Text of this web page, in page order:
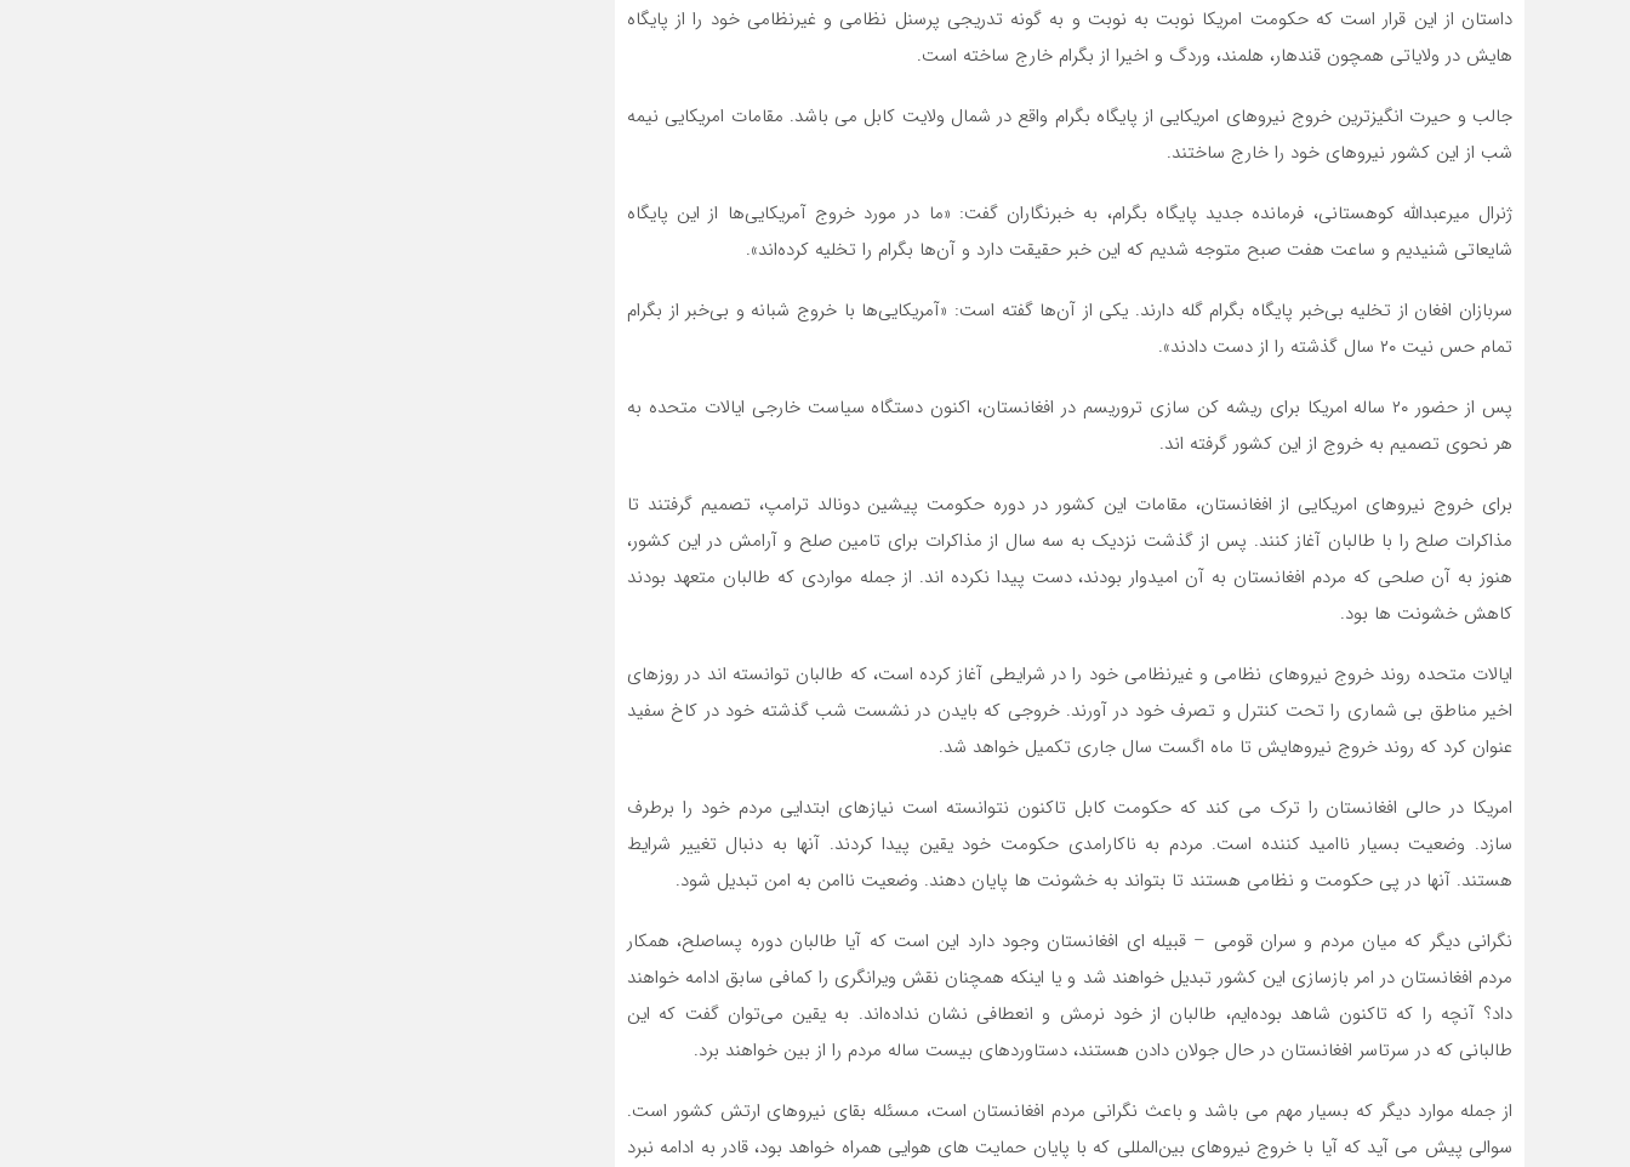
داستان از این قرار است که حکومت امریکا نوبت به نوبت و به گونه تدریجی پرسنل نظامی و غیرنظامی خود را از پایگاه
هایش در ولایاتی همچون قندهار، هلمند، وردگ و اخیرا از بگرام خارج ساخته است.
جالب و حیرت انگیزترین خروج نیروهای امریکایی از پایگاه بگرام واقع در شمال ولایت کابل می باشد. مقامات امریکایی نیمه
شب از این کشور نیروهای خود را خارج ساختند.
ژنرال میرعبدالله کوهستانی، فرمانده جدید پایگاه بگرام، به خبرنگاران گفت: «ما در مورد خروج آمریکایی‌ها از این پایگاه
شایعاتی شنیدیم و ساعت هفت صبح متوجه شدیم که این خبر حقیقت دارد و آن‌ها بگرام را تخلیه کرده‌اند».
سربازان افغان از تخلیه بی‌خبر پایگاه بگرام گله دارند. یکی از آن‌ها گفته است: «آمریکایی‌ها با خروج شبانه و بی‌خبر از بگرام
تمام حس نیت ۲۰ سال گذشته را از دست دادند».
پس از حضور ۲۰ ساله امریکا برای ریشه کن سازی تروریسم در افغانستان، اکنون دستگاه سیاست خارجی ایالات متحده به
هر نحوی تصمیم به خروج از این کشور گرفته اند.
برای خروج نیروهای امریکایی از افغانستان، مقامات این کشور در دوره حکومت پیشین دونالد ترامپ، تصمیم گرفتند تا
مذاکرات صلح را با طالبان آغاز کنند. پس از گذشت نزدیک به سه سال از مذاکرات برای تامین صلح و آرامش در این کشور،
هنوز به آن صلحی که مردم افغانستان به آن امیدوار بودند، دست پیدا نکرده اند. از جمله مواردی که طالبان متعهد بودند
کاهش خشونت ها بود.
ایالات متحده روند خروج نیروهای نظامی و غیرنظامی خود را در شرایطی آغاز کرده است، که طالبان توانسته اند در روزهای
اخیر مناطق بی شماری را تحت کنترل و تصرف خود در آورند. خروجی که بایدن در نشست شب گذشته خود در کاخ سفید
عنوان کرد که روند خروج نیروهایش تا ماه اگست سال جاری تکمیل خواهد شد.
امریکا در حالی افغانستان را ترک می کند که حکومت کابل تاکنون نتوانسته است نیازهای ابتدایی مردم خود را برطرف
سازد. وضعیت بسیار ناامید کننده است. مردم به ناکارامدی حکومت خود یقین پیدا کردند. آنها به دنبال تغییر شرایط
هستند. آنها در پی حکومت و نظامی هستند تا بتواند به خشونت ها پایان دهند. وضعیت ناامن به امن تبدیل شود.
نگرانی دیگر که میان مردم و سران قومی – قبیله ای افغانستان وجود دارد این است که آیا طالبان دوره پساصلح، همکار
مردم افغانستان در امر بازسازی این کشور تبدیل خواهند شد و یا اینکه همچنان نقش ویرانگری را کمافی سابق ادامه خواهند
داد؟ آنچه را که تاکنون شاهد بوده‌ایم، طالبان از خود نرمش و انعطافی نشان نداده‌اند. به یقین می‌توان گفت که این
طالبانی که در سرتاسر افغانستان در حال جولان دادن هستند، دستاوردهای بیست ساله مردم را از بین خواهند برد.
از جمله موارد دیگر که بسیار مهم می باشد و باعث نگرانی مردم افغانستان است، مسئله بقای نیروهای ارتش کشور است.
سوالی پیش می آید که آیا با خروج نیروهای بین‌المللی که با پایان حمایت های هوایی همراه خواهد بود، قادر به ادامه نبرد